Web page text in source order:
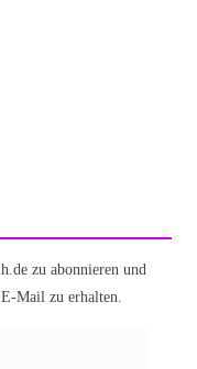
zu abonnieren und
Mail zu erhalten.